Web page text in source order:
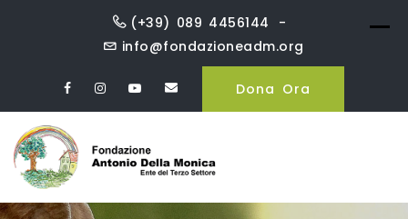
(+39) 089 4456144
info@fondazioneadm.org
Dona Ora